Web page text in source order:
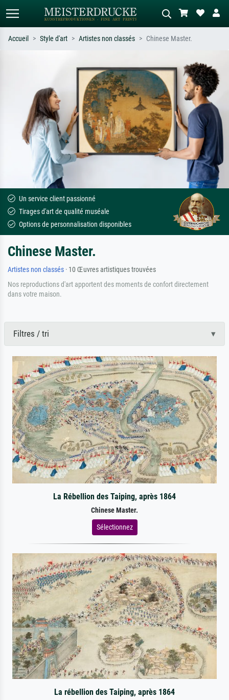
Recherchez par artiste, titre ou style –
ex. Monet, Nuit étoilée,
impressionnisme, vague de Hokusai,
nu.
Décrivez la scène – ex. prairie verte,
abstrait avec beaucoup de rouge,
tableau sombre, nu debout près d'un
arbre.
Accueil Style d'art Artistes non classés Chinese Master.
Un service client passionné
Tirages d'art de qualité muséale
Options de personnalisation disponibles
Chinese Master.
Artistes non classés · 10 Œuvres artistiques trouvées
Nos reproductions d'art apportent des moments de confort directement
dans votre maison.
Filtres / tri
La Rébellion des Taiping, après 1864
Chinese Master.
Sélectionnez
La rébellion des Taiping, après 1864